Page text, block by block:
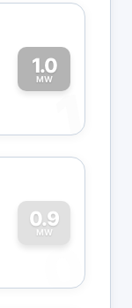
1.0
MW
1
0.9
MW
0